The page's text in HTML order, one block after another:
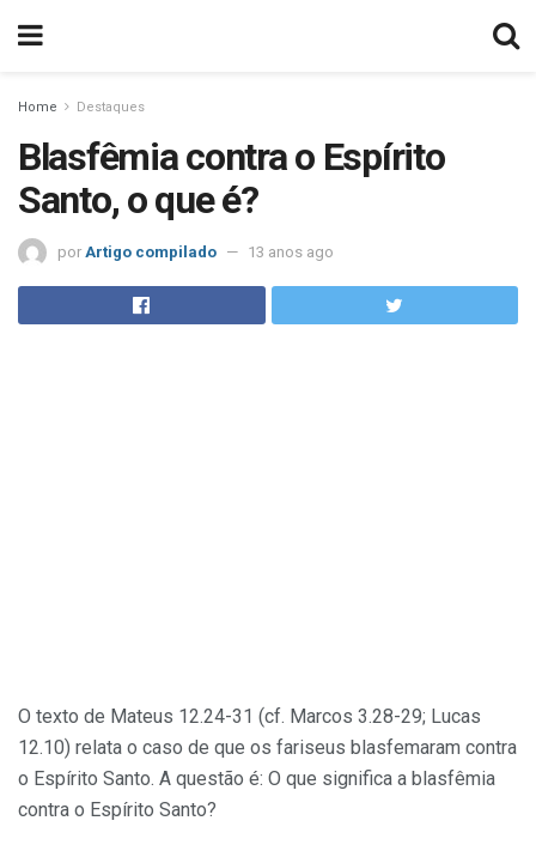
Home Destaques
Blasfêmia contra o Espírito
Santo, o que é?
por Artigo compilado 13 anos ago
O texto de Mateus 12.24-31 (cf. Marcos 3.28-29; Lucas
12.10) relata o caso de que os fariseus blasfemaram contra
o Espírito Santo. A questão é: O que significa a blasfêmia
contra o Espírito Santo?